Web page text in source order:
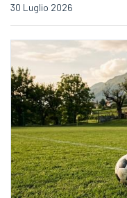
30 Luglio 2026